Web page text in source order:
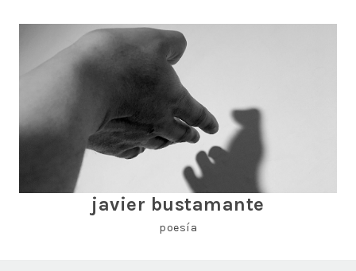
javier bustamante
poesía